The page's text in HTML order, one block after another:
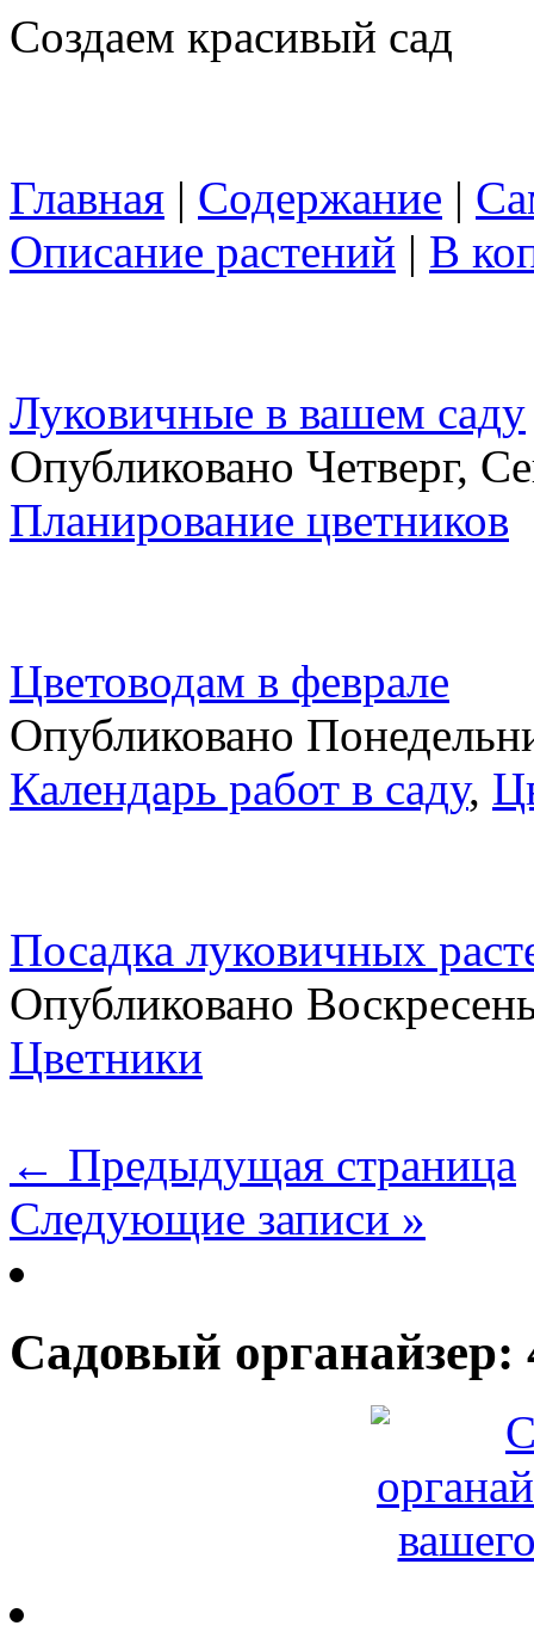
Создаем красивый сад
Главная | Содержание |
Описание растений | В
Луковичные в вашем саду
Опубликовано Четверг,
Планирование цветников
Цветоводам в феврале
Опубликовано
Календарь работ в саду,
Посадка луковичных
Опубликовано
Цветники
← Предыдущая страница
Следующие записи »
Садовый органайзер: